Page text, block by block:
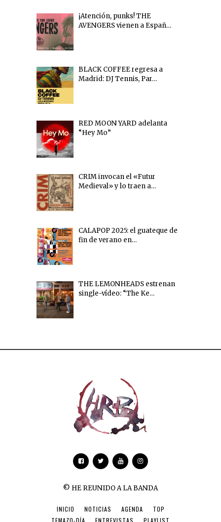
¡Atención, punks! THE
AVENGERS vienen a Españ…
BLACK COFFEE regresa a
Madrid: DJ Tennis, Par…
RED MOON YARD adelanta
“Hey Mo”
CRIM invocan el «Futur
Medieval» y lo traen a…
CALAPOP 2025: el guateque de
fin de verano en…
THE LEMONHEADS estrenan
single-vídeo: “The Ke…
© HE REUNIDO A LA BANDA
INICIO NOTICIAS AGENDA
TOP
TEMAZO-DÍA
ENTREVISTAS PLAYLIST